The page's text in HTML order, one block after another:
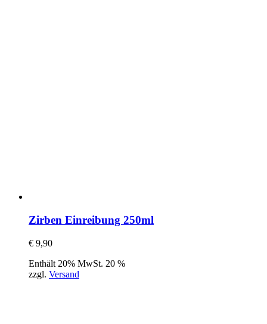
Zirben Einreibung 250ml
€ 9,90
Enthält 20% MwSt. 20 %
zzgl. Versand